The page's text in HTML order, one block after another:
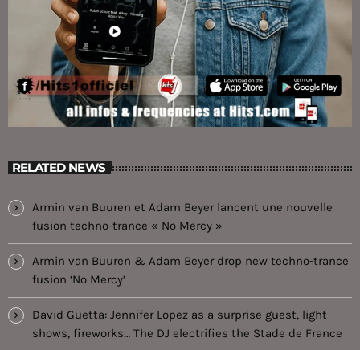
RELATED NEWS
Armin van Buuren et Adam Beyer lancent une nouvelle
fusion techno-trance « No Mercy »
Armin van Buuren & Adam Beyer drop new techno-trance
fusion ‘No Mercy’
David Guetta: Jennifer Lopez as a surprise guest, light
shows, fireworks… The DJ electrifies the Stade de France